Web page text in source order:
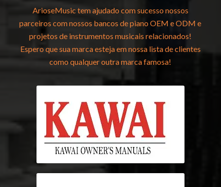
ArioseMusic tem ajudado com sucesso nossos
parceiros com nossos bancos de piano OEM e ODM e
projetos de instrumentos musicais relacionados!
Espero que sua marca esteja em nossa lista de clientes
como qualquer outra marca famosa!